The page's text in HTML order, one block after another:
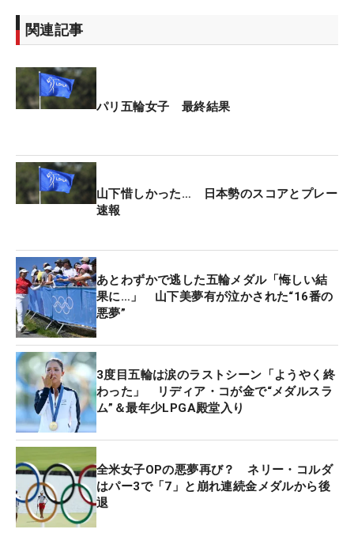
関連記事
パリ五輪女子 最終結果
山下惜しかった… 日本勢のスコアとプレー
速報
あとわずかで逃した五輪メダル「悔しい結
果に…」 山下美夢有が泣かされた“16番の
悪夢”
3度目五輪は涙のラストシーン「ようやく終
わった」 リディア・コが金で“メダルスラ
ム”＆最年少LPGA殿堂入り
全米女子OPの悪夢再び？ ネリー・コルダ
はパー3で「7」と崩れ連続金メダルから後
退